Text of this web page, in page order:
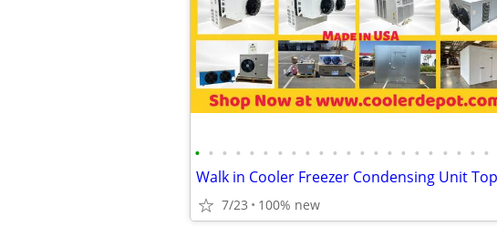
• • • • • • • • • • • • • • • • • • • • • •
7/23 100% new